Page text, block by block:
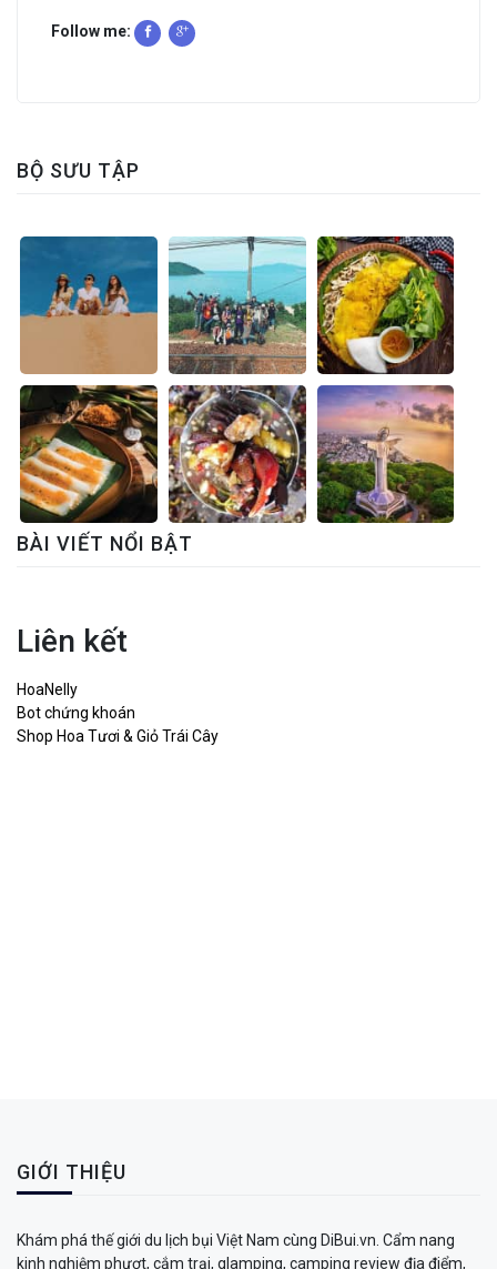
Follow me:
BỘ SƯU TẬP
BÀI VIẾT NỔI BẬT
Liên kết
HoaNelly
Bot chứng khoán
Shop Hoa Tươi & Giỏ Trái Cây
GIỚI THIỆU
Khám phá thế giới du lịch bụi Việt Nam cùng DiBui.vn. Cẩm nang
kinh nghiệm phượt, cắm trại, glamping, camping review địa điểm,